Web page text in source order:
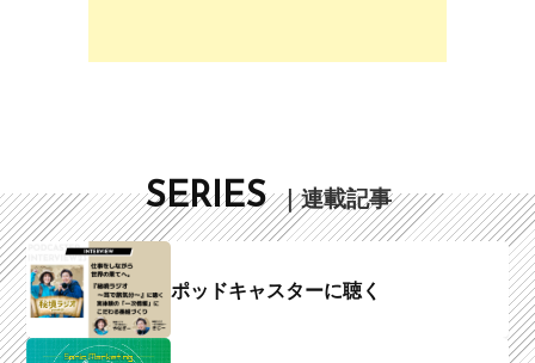
SERIES ｜連載記事
ポッドキャスターに聴く